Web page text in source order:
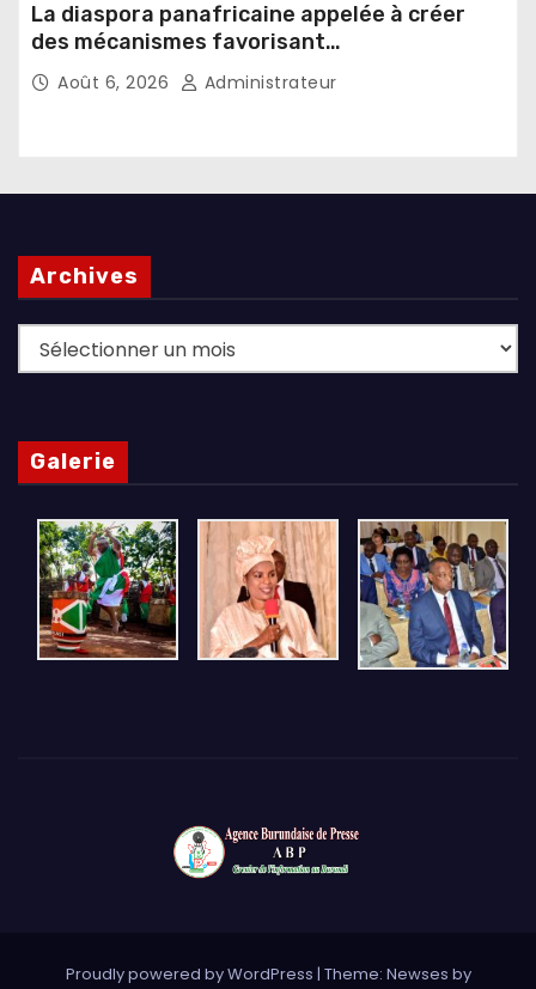
La diaspora panafricaine appelée à créer
des mécanismes favorisant
l’investissement dans les pays d’origine
Août 6, 2026 Administrateur
Archives
Archives
Galerie
Proudly powered by WordPress | Theme: Newses by